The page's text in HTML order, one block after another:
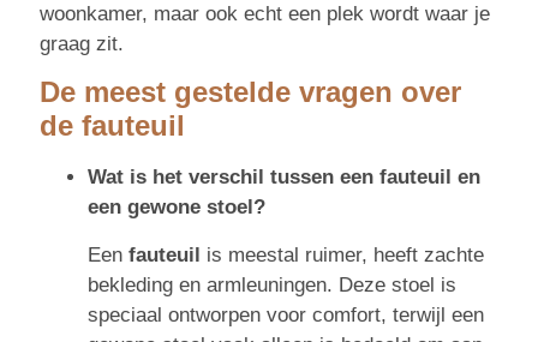
woonkamer, maar ook echt een plek wordt waar je
graag zit.
De meest gestelde vragen over
de fauteuil
Wat is het verschil tussen een fauteuil en
een gewone stoel?
Een fauteuil is meestal ruimer, heeft zachte
bekleding en armleuningen. Deze stoel is
speciaal ontworpen voor comfort, terwijl een